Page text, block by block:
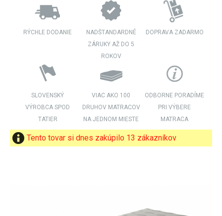
RÝCHLE DODANIE
NADŠTANDARDNÉ
ZÁRUKY AŽ DO 5
ROKOV
DOPRAVA ZADARMO
SLOVENSKÝ
VÝROBCA SPOD
TATIER
VIAC AKO 100
DRUHOV MATRACOV
NA JEDNOM MIESTE
ODBORNE PORADÍME
PRI VÝBERE
MATRACA
Tento tovar si dnes zakúpilo 13 zákazníkov